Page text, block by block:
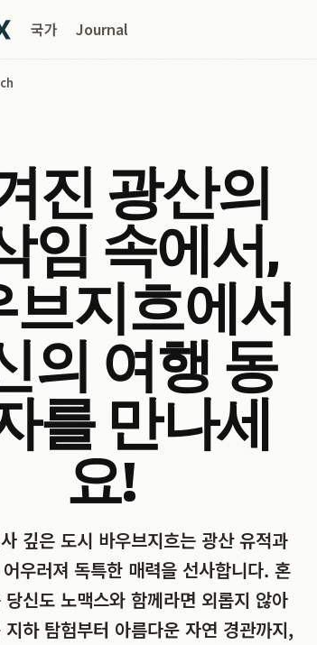
국가 Journal
진 광산의
임 속에서,
브지흐에서
의 여행 동
를 만나세
요!
깊은 도시 바우브지흐는 광산 유적과
우러져 독특한 매력을 선사합니다. 혼
신도 노맥스와 함께라면 외롭지 않아
하 탐험부터 아름다운 자연 경관까지,